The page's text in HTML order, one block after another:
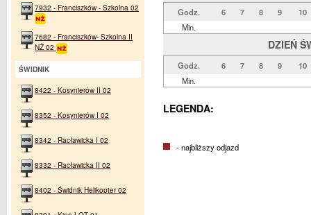
Godz. 6 7 8 9
10
Min.
DZIEŃ
Godz. 6 7 8 9
10
Min.
LEGENDA:
- najbliższy odjazd
7932 - Franciszków - Szkolna 02
7682 - Franciszków- Szkolna II
NŻ 02
ŚWIDNIK
8422 - Kosynierów II 02
8352 - Kosynierów I 02
8342 - Racławicka I 02
8332 - Racławicka II 02
8402 - Świdnik Helikopter 02